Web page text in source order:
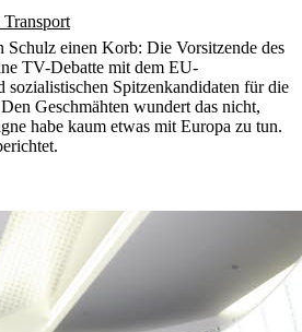
einen Korb: Die Vorsitzende des
TV-Debatte mit dem EU-
sozialistischen Spitzenkandidaten für die
Geschmähten wundert das nicht,
habe kaum etwas mit Europa zu tun.